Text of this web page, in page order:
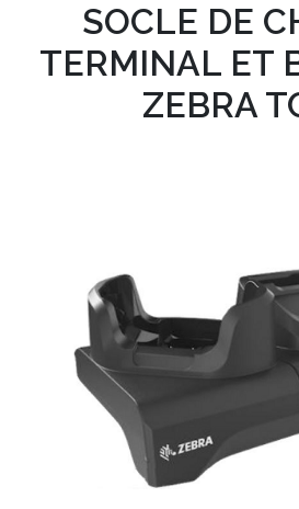
SOCLE DE
TERMINAL ET
ZEBRA